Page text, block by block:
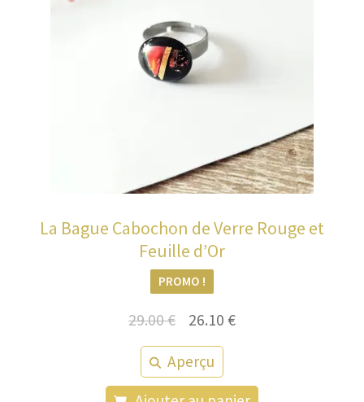
La Bague Cabochon de Verre Rouge et
Feuille d’Or
PROMO !
29.00€
Le
prix
initial
était :
26.10 €Le
est :
Aperçu